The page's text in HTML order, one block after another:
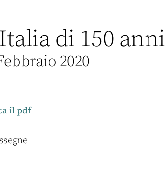
di 150
2020
il pdf